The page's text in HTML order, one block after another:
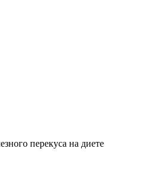
перекуса на диете